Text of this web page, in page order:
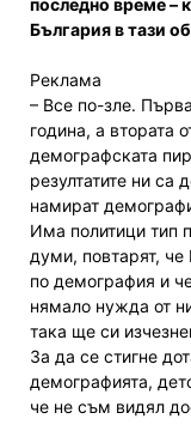
последно време –
България в тази
Реклама
– Все по-зле.
година, а втората
демографската
резултатите ни са
намират
Има политици тип
думи, повтарят,
по демография и
нямало нужда от
така ще си
За да се стигне
демографията,
че не съм видял